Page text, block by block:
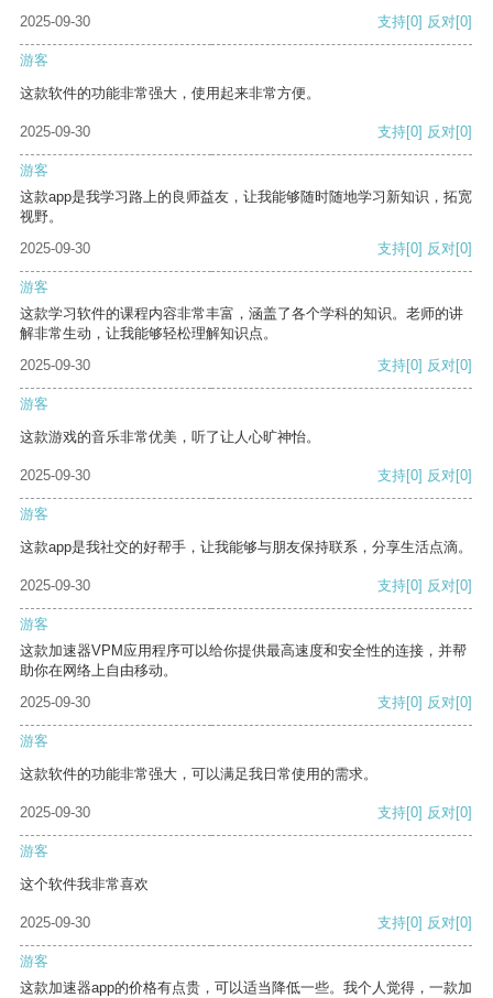
2025-09-30
支持[0] 反对[0]
游客
这款软件的功能非常强大，使用起来非常方便。
2025-09-30 支持[0] 反对[0]
游客
这款app是我学习路上的良师益友，让我能够随时随地学习新知识，拓宽
视野。
2025-09-30
支持[0] 反对[0]
游客
这款学习软件的课程内容非常丰富，涵盖了各个学科的知识。老师的讲
解非常生动，让我能够轻松理解知识点。
2025-09-30
支持[0] 反对[0]
游客
这款游戏的音乐非常优美，听了让人心旷神怡。
2025-09-30 支持[0] 反对[0]
游客
这款app是我社交的好帮手，让我能够与朋友保持联系，分享生活点滴。
2025-09-30 支持[0] 反对[0]
游客
这款加速器VPM应用程序可以给你提供最高速度和安全性的连接，并帮
助你在网络上自由移动。
2025-09-30
支持[0] 反对[0]
游客
这款软件的功能非常强大，可以满足我日常使用的需求。
2025-09-30 支持[0] 反对[0]
游客
这个软件我非常喜欢
2025-09-30 支持[0] 反对[0]
游客
这款加速器app的价格有点贵，可以适当降低一些。我个人觉得，一款加